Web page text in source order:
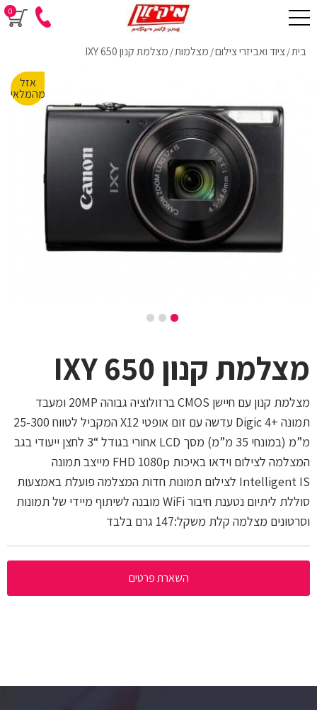
0
בית/ציוד ואביזרי צילום/ מצלמות/ מצלמת קנון IXY 650
אזל
מהמלאי
מצלמת קנון IXY 650
מצלמת קנון עם חיישן CMOS ברזולוציה גבוהה 20MP ומעבד
תמונה +Digic 4 עדשה עם זום אופטי X12 המקביל לטווח 25-300
מ”מ (במונחי 35 מ”מ) מסך LCD אחורי בגודל “3 לחצן ייעודי בגב
המצלמה לצילום וידאו באיכות FHD 1080p מייצב תמונה
Intelligent IS לצילום תמונות חדות המצלמה פועלת באמצעות
סוללת ליתיום נטענת חיבור WiFi מובנה לשיתוף מיידי של תמונות
וסרטונים מצלמה קלת משקל:147 גרם בלבד
השארת פרטים